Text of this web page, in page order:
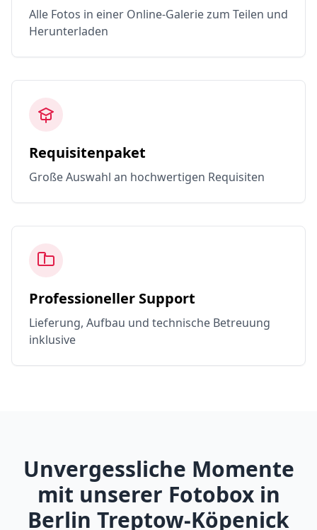
Alle Fotos in einer Online-Galerie zum Teilen und
Herunterladen
Requisitenpaket
Große Auswahl an hochwertigen Requisiten
Professioneller Support
Lieferung, Aufbau und technische Betreuung
inklusive
Unvergessliche Momente
mit unserer Fotobox in
Berlin Treptow-Köpenick